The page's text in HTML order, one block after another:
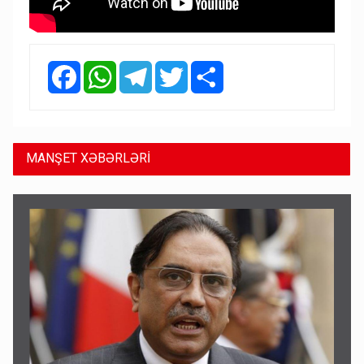
FacebookWhatsAppTelegramTwitter
MANŞET XƏBƏRLƏRİ